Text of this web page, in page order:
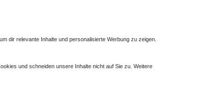
dir relevante Inhalte und personalisierte Werbung zu zeigen.
und schneiden unsere Inhalte nicht auf Sie zu. Weitere